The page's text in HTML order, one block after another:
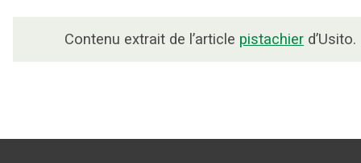
Contenu extrait de l’article pistachier d’Usito.